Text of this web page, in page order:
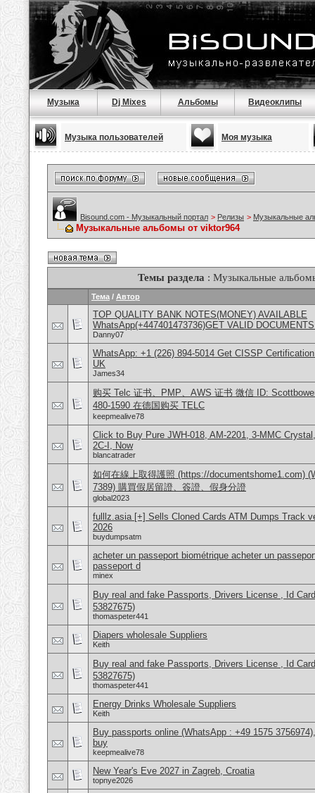
Музыка Dj Mixes Альбомы Видеоклипы
Музыка пользователей Моя музыка
Bisound.com - Музыкальный портал > Релизы > Музыкальные
Музыкальные альбомы от viktor964
Темы раздела : Музыкальные
Тема / Автор
TOP QUALITY BANK NOTES(MONEY) AVAILABLE
WhatsApp(+447401473736)GET VALID
Danny07
WhatsApp: +1 (226) 894-5014​ Get CISSP
UK
James34
购买 Telc 证书、PMP、AWS 证书 微信 ID:
480-1590 在德国购买 TELC
keepmealive78
Click to Buy Pure JWH-018, AM-2201, 3-MMC
2C-I, Now
blancatrader
如何在線上取得護照 (https://documentshome1.com)
7389) 購買假居留證、簽證、假身分證
global2023
fulllz.asia [+] Sells Cloned Cards ATM Dumps Track
2026
buydumpsatm
acheter un passeport biométrique acheter un
passeport d
minex
Buy real and fake Passports, Drivers License , Id
53827675)
thomaspeter441
Diapers wholesale Suppliers
Keith
Buy real and fake Passports, Drivers License , Id
53827675)
thomaspeter441
Energy Drinks Wholesale Suppliers
Keith
Buy passports online (WhatsApp : +49 1575
buy
keepmealive78
New Year's Eve 2027 in Zagreb, Croatia
topnye2026